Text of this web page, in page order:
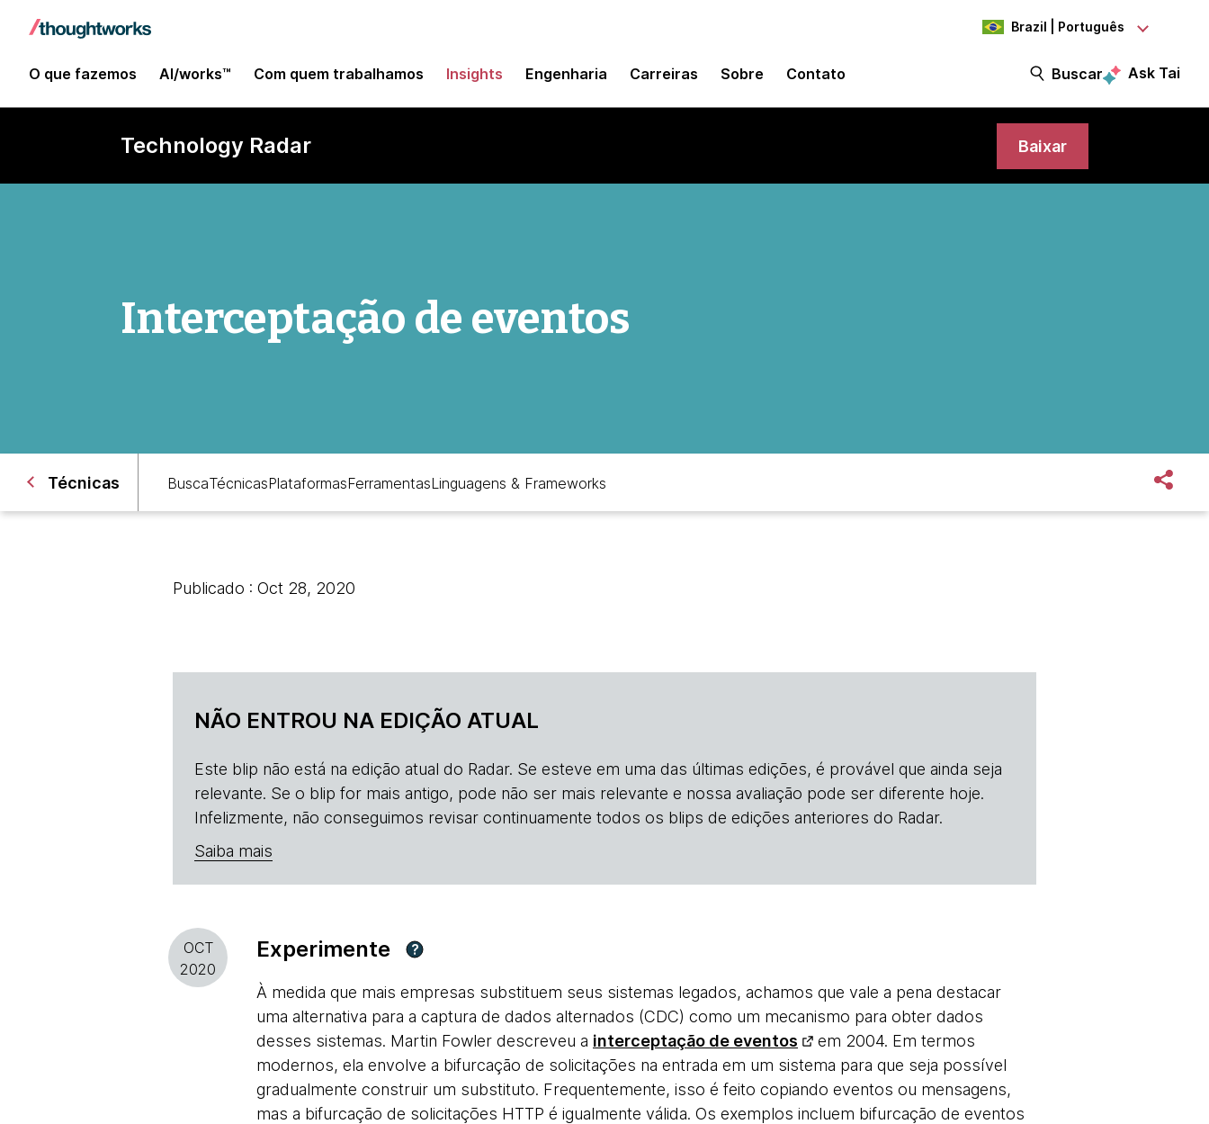
Brazil | Português
O que fazemos AI/works™ Com quem trabalhamos Insights Engenharia Carreiras Sobre Contato Buscar Ask Tai
Technology Radar Baixar
Interceptação de eventos
Técnicas BuscaTécnicasPlataformasFerramentasLinguagens & Frameworks
Publicado : Oct 28, 2020
NÃO ENTROU NA EDIÇÃO ATUAL
Este blip não está na edição atual do Radar. Se esteve em uma das últimas edições, é provável que ainda seja
relevante. Se o blip for mais antigo, pode não ser mais relevante e nossa avaliação pode ser diferente hoje.
Infelizmente, não conseguimos revisar continuamente todos os blips de edições anteriores do Radar.
Saiba mais
OCT
2020
Experimente ?
À medida que mais empresas substituem seus sistemas legados, achamos que vale a pena destacar
uma alternativa para a captura de dados alternados (CDC) como um mecanismo para obter dados
desses sistemas. Martin Fowler descreveu a interceptação de eventos
em 2004. Em termos
modernos, ela envolve a bifurcação de solicitações na entrada em um sistema para que seja possível
gradualmente construir um substituto. Frequentemente, isso é feito copiando eventos ou mensagens,
mas a bifurcação de solicitações HTTP é igualmente válida. Os exemplos incluem bifurcação de eventos